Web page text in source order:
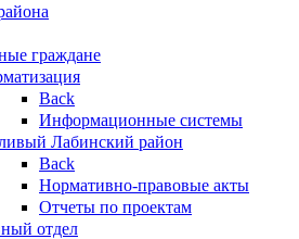
граждане
Back
Информационные системы
Лабинский район
Back
Нормативно-правовые акты
Отчеты по проектам
отдел